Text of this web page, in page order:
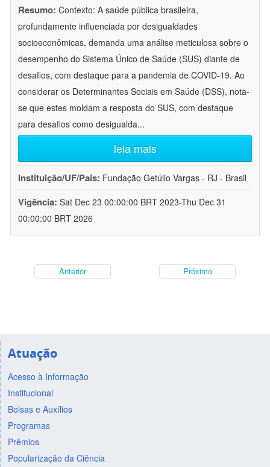
Resumo: Contexto: A saúde pública brasileira,
profundamente influenciada por desigualdades
socioeconômicas, demanda uma análise meticulosa sobre o
desempenho do Sistema Único de Saúde (SUS) diante de
desafios, com destaque para a pandemia de COVID-19. Ao
considerar os Determinantes Sociais em Saúde (DSS), nota-
se que estes moldam a resposta do SUS, com destaque
para desafios como desigualda...
leia mais
Instituição/UF/País: Fundação Getúlio Vargas - RJ - Brasil
Vigência: Sat Dec 23 00:00:00 BRT 2023-Thu Dec 31
00:00:00 BRT 2026
Anterior Próximo
Atuação
Acesso à Informação
Institucional
Bolsas e Auxílios
Programas
Prêmios
Popularização da Ciência